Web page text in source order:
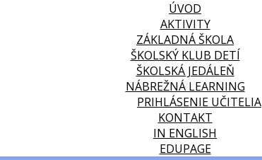
ÚVOD
AKTIVITY
ZÁKLADNÁ ŠKOLA
ŠKOLSKÝ KLUB DETÍ
ŠKOLSKÁ JEDÁLEŇ
NÁBREŽNÁ LEARNING
PRIHLÁSENIE UČITELIA
KONTAKT
IN ENGLISH
EDUPAGE